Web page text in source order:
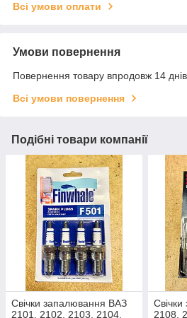
Всі умови оплати
Умови повернення
Повернення товару впродовж 14
Всі умови повернення
Подібні товари компанії
Свічки запалювання ВАЗ
2101, 2102, 2103, 2104,
2108,